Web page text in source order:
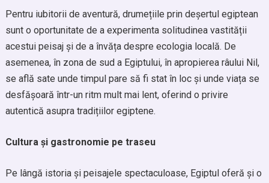
Pentru iubitorii de aventură, drumețiile prin deșertul egiptean
sunt o oportunitate de a experimenta solitudinea vastității
acestui peisaj și de a învăța despre ecologia locală. De
asemenea, în zona de sud a Egiptului, în apropierea râului Nil,
se află sate unde timpul pare să fi stat în loc și unde viața se
desfășoară într-un ritm mult mai lent, oferind o privire
autentică asupra tradițiilor egiptene.
Cultura și gastronomie pe traseu
Pe lângă istoria și peisajele spectaculoase, Egiptul oferă și o